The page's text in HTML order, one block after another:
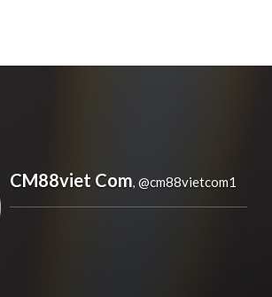
CM88viet Com, @cm88vietcom1